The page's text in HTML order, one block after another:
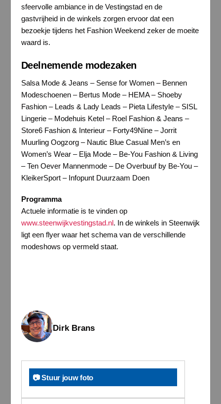
sfeervolle ambiance in de Vestingstad en de
gastvrijheid in de winkels zorgen ervoor dat een
bezoekje tijdens het Fashion Weekend zeker de moeite
waard is.
Deelnemende modezaken
Salsa Mode & Jeans – Sense for Women – Bennen
Modeschoenen – Bertus Mode – HEMA – Shoeby
Fashion – Leads & Lady Leads – Pieta Lifestyle – SISL
Lingerie – Modehuis Ketel – Roel Fashion & Jeans –
Store6 Fashion & Interieur – Forty49Nine – Jorrit
Muurling Oogzorg – Nautic Blue Casual Men’s en
Women’s Wear – Elja Mode – Be-You Fashion & Living
– Ten Oever Mannenmode – De Overbuuf by Be-You –
KleikerSport – Infopunt Duurzaam Doen
Programma
Actuele informatie is te vinden op
www.steenwijkvestingstad.nl. In de winkels in Steenwijk
ligt een flyer waar het schema van de verschillende
modeshows op vermeld staat.
Dirk Brans
📷 Stuur jouw foto